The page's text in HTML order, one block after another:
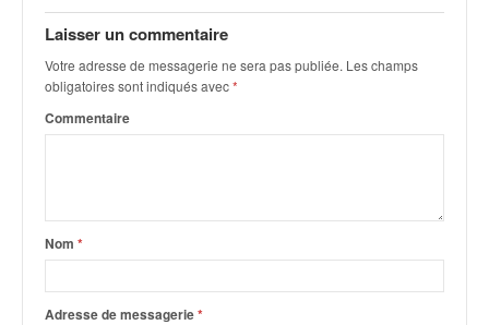
Laisser un commentaire
Votre adresse de messagerie ne sera pas publiée. Les champs
obligatoires sont indiqués avec*
Commentaire
Nom *
Adresse de messagerie*